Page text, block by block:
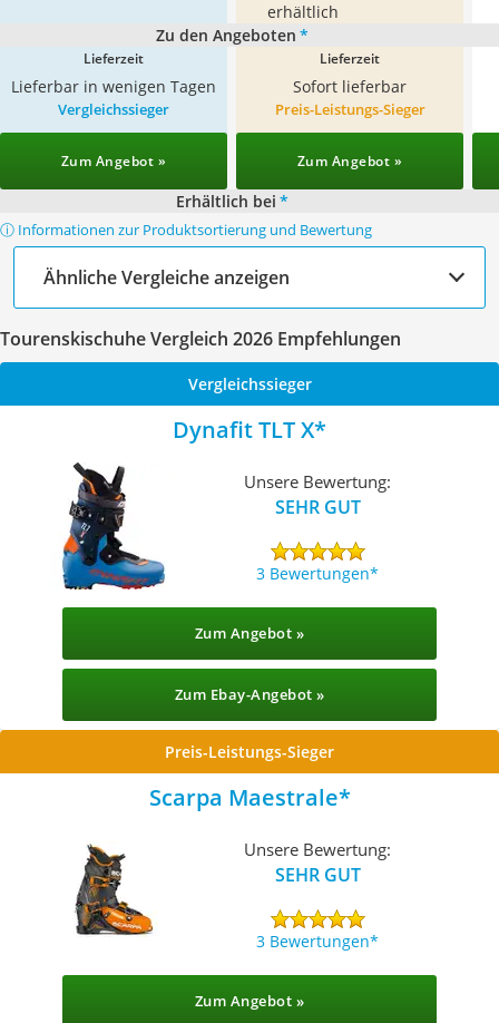
erhältlich
Zu den Angeboten *
Lieferzeit
Lieferbar in wenigen Tagen
Lieferzeit
Sofort lieferbar
Vergleichssieger
Zum Angebot »
Preis-Leistungs-Sieger
Zum Angebot »
Erhältlich bei *
ⓘ Informationen zur Produktsortierung und Bewertung
Ähnliche Vergleiche anzeigen
Tourenskischuhe Vergleich 2026 Empfehlungen
Vergleichssieger
Dynafit TLT X
Unsere Bewertung:
SEHR GUT
3 Bewertungen
Zum Angebot »
Zum Ebay-Angebot »
Preis-Leistungs-Sieger
Scarpa Maestrale
Unsere Bewertung:
SEHR GUT
3 Bewertungen
Zum Angebot »